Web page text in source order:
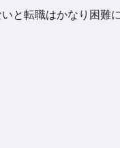
と転職はかなり困難